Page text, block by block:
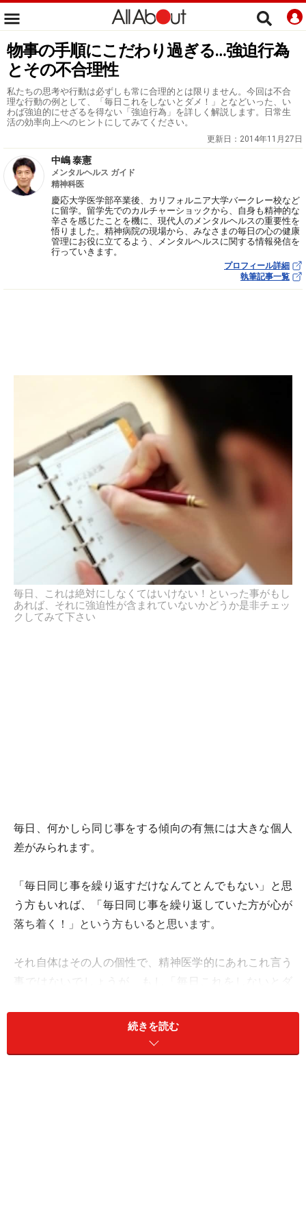
物事の手順にこだわり過ぎる…強迫行為
とその不合理性
私たちの思考や行動は必ずしも常に合理的とは限りません。今回は不合
理な行動の例として、「毎日これをしないとダメ！」となどいった、い
わば強迫的にせざるを得ない「強迫行為」を詳しく解説します。日常生
活の効率向上へのヒントにしてみてください。
更新日： 2014年11月27日
中嶋 泰憲
メンタルヘルス ガイド
精神科医
慶応大学医学部卒業後、カリフォルニア大学バークレー校など
に留学。留学先でのカルチャーショックから、自身も精神的な
辛さを感じたことを機に、現代人のメンタルヘルスの重要性を
悟りました。精神病院の現場から、みなさまの毎日の心の健康
管理にお役に立てるよう、メンタルヘルスに関する情報発信を
行っていきます。
プロフィール詳細
執筆記事一覧
毎日、これは絶対にしなくてはいけない！といった事がもし
あれば、それに強迫性が含まれていないかどうか是非チェッ
クしてみて下さい
毎日、何かしら同じ事をする傾向の有無には大きな個人
差がみられます。
「毎日同じ事を繰り返すだけなんてとんでもない」と思
う方もいれば、「毎日同じ事を繰り返していた方が心が
落ち着く！」という方もいると思います。
それ自体はその人の個性で、精神医学的にあれこれ言う
事ではないでしょうが、もし「毎日これをしないとダ
や強迫行為のレベルになっている可能性もあります。
今回は日常生活に潜む可能性がある強迫的な症状とその
続きを読む